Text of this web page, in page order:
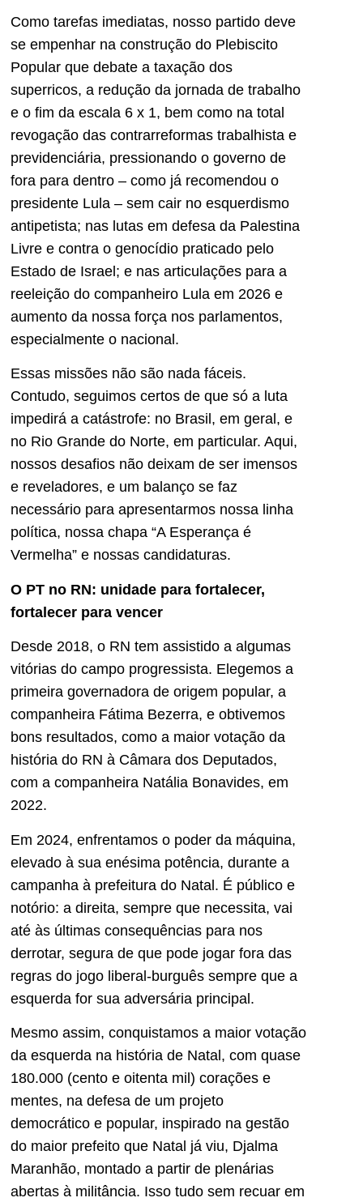
Como tarefas imediatas, nosso partido deve
se empenhar na construção do Plebiscito
Popular que debate a taxação dos
superricos, a redução da jornada de trabalho
e o fim da escala 6 x 1, bem como na total
revogação das contrarreformas trabalhista e
previdenciária, pressionando o governo de
fora para dentro – como já recomendou o
presidente Lula – sem cair no esquerdismo
antipetista; nas lutas em defesa da Palestina
Livre e contra o genocídio praticado pelo
Estado de Israel; e nas articulações para a
reeleição do companheiro Lula em 2026 e
aumento da nossa força nos parlamentos,
especialmente o nacional.
Essas missões não são nada fáceis.
Contudo, seguimos certos de que só a luta
impedirá a catástrofe: no Brasil, em geral, e
no Rio Grande do Norte, em particular. Aqui,
nossos desafios não deixam de ser imensos
e reveladores, e um balanço se faz
necessário para apresentarmos nossa linha
política, nossa chapa “A Esperança é
Vermelha” e nossas candidaturas.
O PT no RN: unidade para fortalecer,
fortalecer para vencer
Desde 2018, o RN tem assistido a algumas
vitórias do campo progressista. Elegemos a
primeira governadora de origem popular, a
companheira Fátima Bezerra, e obtivemos
bons resultados, como a maior votação da
história do RN à Câmara dos Deputados,
com a companheira Natália Bonavides, em
2022.
Em 2024, enfrentamos o poder da máquina,
elevado à sua enésima potência, durante a
campanha à prefeitura do Natal. É público e
notório: a direita, sempre que necessita, vai
até às últimas consequências para nos
derrotar, segura de que pode jogar fora das
regras do jogo liberal-burguês sempre que a
esquerda for sua adversária principal.
Mesmo assim, conquistamos a maior votação
da esquerda na história de Natal, com quase
180.000 (cento e oitenta mil) corações e
mentes, na defesa de um projeto
democrático e popular, inspirado na gestão
do maior prefeito que Natal já viu, Djalma
Maranhão, montado a partir de plenárias
abertas à militância. Isso tudo sem recuar em